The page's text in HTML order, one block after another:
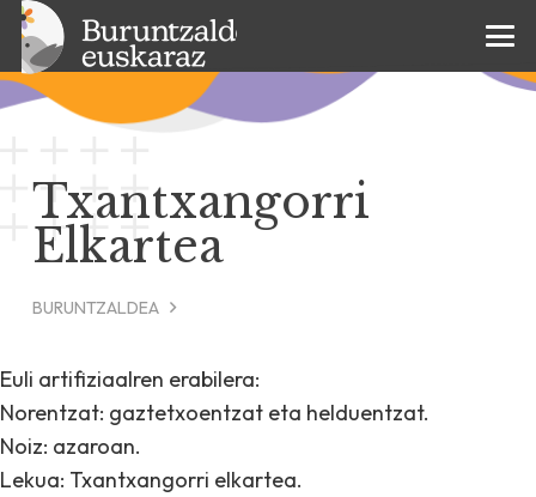
Txantxangorri
Elkartea
BURUNTZALDEA
Euli artifiziaalren erabilera:
Norentzat: gaztetxoentzat eta helduentzat.
Noiz: azaroan.
Lekua: Txantxangorri elkartea.